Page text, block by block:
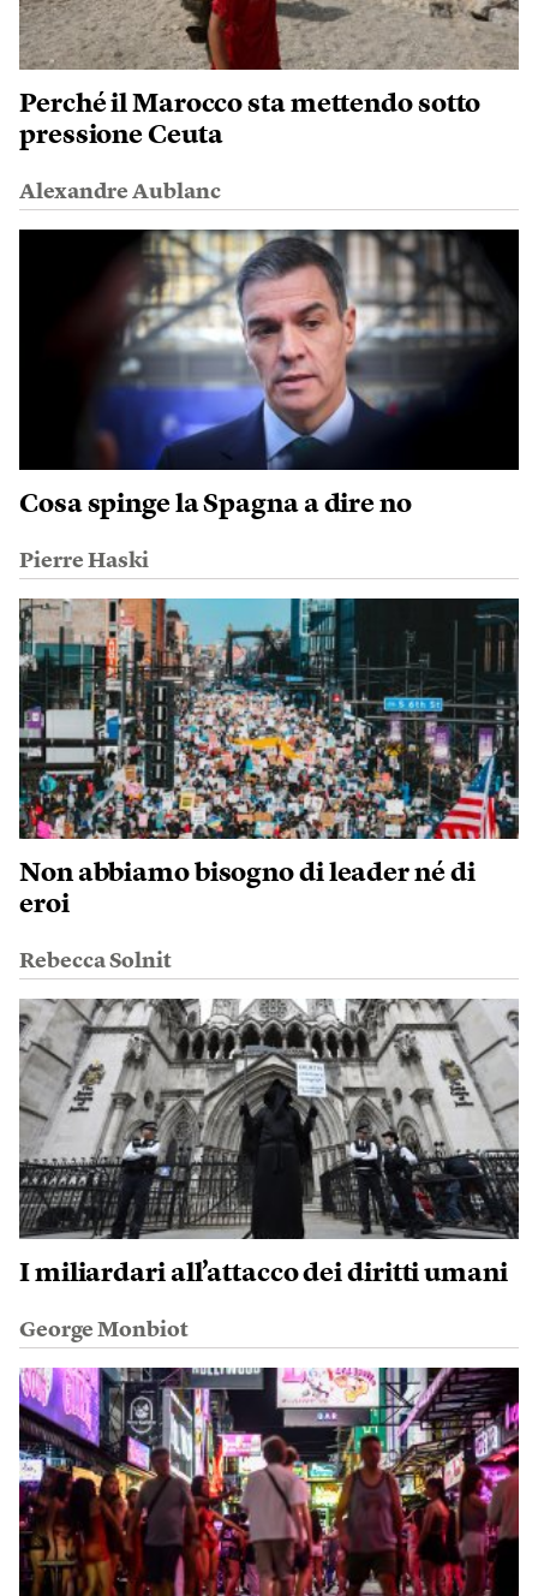
Perché il Marocco sta mettendo sotto
pressione Ceuta
Alexandre Aublanc
Cosa spinge la Spagna a dire no
Pierre Haski
Non abbiamo bisogno di leader né di
eroi
Rebecca Solnit
I miliardari all’attacco dei diritti umani
George Monbiot